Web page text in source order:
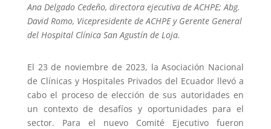
Ana Delgado Cedeño, directora ejecutiva de ACHPE; Abg.
David Romo, Vicepresidente de ACHPE y Gerente General
del Hospital Clínica San Agustín de Loja.
El 23 de noviembre de 2023, la Asociación Nacional
de Clínicas y Hospitales Privados del Ecuador llevó a
cabo el proceso de elección de sus autoridades en
un contexto de desafíos y oportunidades para el
sector. Para el nuevo Comité Ejecutivo fueron